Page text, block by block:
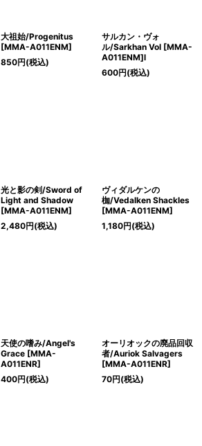
大祖始/Progenitus
[MMA-A011ENM]
850円(税込)
サルカン・ヴォ
ル/Sarkhan Vol [MMA-
A011ENM]l
600円(税込)
光と影の剣/Sword of
Light and Shadow
[MMA-A011ENM]
2,480円(税込)
ヴィダルケンの
枷/Vedalken Shackles
[MMA-A011ENM]
1,180円(税込)
天使の嗜み/Angel's
Grace [MMA-
A011ENR]
400円(税込)
オーリオックの廃品回収
者/Auriok Salvagers
[MMA-A011ENR]
70円(税込)